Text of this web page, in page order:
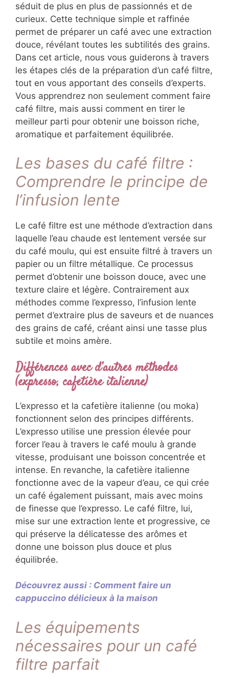
séduit de plus en plus de passionnés et de
curieux. Cette technique simple et raffinée
permet de préparer un café avec une extraction
douce, révélant toutes les subtilités des grains.
Dans cet article, nous vous guiderons à travers
les étapes clés de la préparation d’un café filtre,
tout en vous apportant des conseils d’experts.
Vous apprendrez non seulement comment faire
café filtre, mais aussi comment en tirer le
meilleur parti pour obtenir une boisson riche,
aromatique et parfaitement équilibrée.
Les bases du café filtre :
Comprendre le principe de
l’infusion lente
Le café filtre est une méthode d’extraction dans
laquelle l’eau chaude est lentement versée sur
du café moulu, qui est ensuite filtré à travers un
papier ou un filtre métallique. Ce processus
permet d’obtenir une boisson douce, avec une
texture claire et légère. Contrairement aux
méthodes comme l’expresso, l’infusion lente
permet d’extraire plus de saveurs et de nuances
des grains de café, créant ainsi une tasse plus
subtile et moins amère.
Différences avec d’autres méthodes
(expresso, cafetière italienne)
L’expresso et la cafetière italienne (ou moka)
fonctionnent selon des principes différents.
L’expresso utilise une pression élevée pour
forcer l’eau à travers le café moulu à grande
vitesse, produisant une boisson concentrée et
intense. En revanche, la cafetière italienne
fonctionne avec de la vapeur d’eau, ce qui crée
un café également puissant, mais avec moins
de finesse que l’expresso. Le café filtre, lui,
mise sur une extraction lente et progressive, ce
qui préserve la délicatesse des arômes et
donne une boisson plus douce et plus
équilibrée.
Découvrez aussi : Comment faire un
cappuccino délicieux à la maison
Les équipements
nécessaires pour un café
filtre parfait